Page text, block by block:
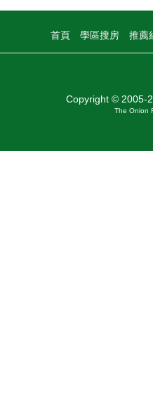
首頁 學區搜房 推薦
Copyright © 2005-
The Onion